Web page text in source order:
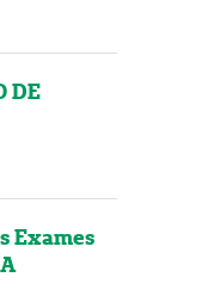
DE
Exames